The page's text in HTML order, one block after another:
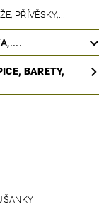
PŘÍVĚSKY,...
BARETY,